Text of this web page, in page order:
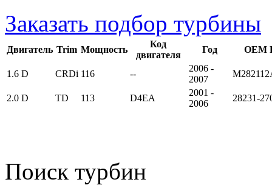
Заказать подбор турбины
Двигатель Trim Мощность
Код
двигателя
Год OEM
1.6 D CRDi 116 --
2006 -
2007
2.0 D TD 113 D4EA
2001 -
2006
28231-
Поиск турбин